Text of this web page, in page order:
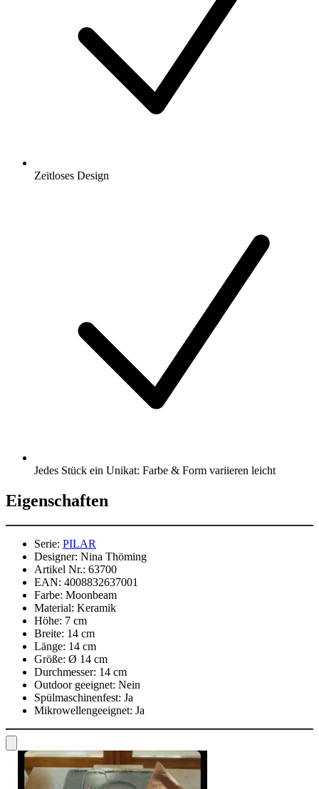
Zeitloses Design
Jedes Stück ein Unikat: Farbe & Form variieren leicht
Eigenschaften
Serie: PILAR
Designer: Nina Thöming
Artikel Nr.: 63700
EAN: 4008832637001
Farbe: Moonbeam
Material: Keramik
Höhe: 7 cm
Breite: 14 cm
Länge: 14 cm
Größe: Ø 14 cm
Durchmesser: 14 cm
Outdoor geeignet: Nein
Spülmaschinenfest: Ja
Mikrowellengeeignet: Ja